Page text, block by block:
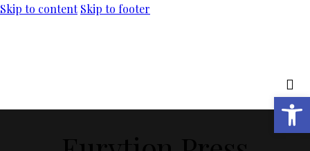
Skip to content Skip to footer
Abrir barra de herramientas